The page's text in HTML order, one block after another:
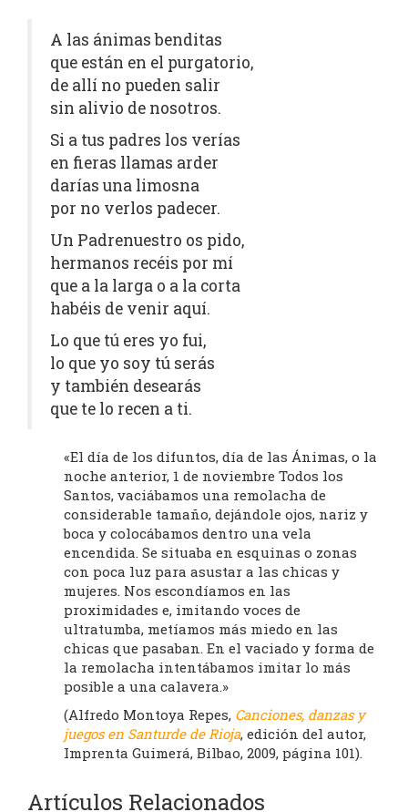
A las ánimas benditas
que están en el purgatorio,
de allí no pueden salir
sin alivio de nosotros.
Si a tus padres los verías
en fieras llamas arder
darías una limosna
por no verlos padecer.
Un Padrenuestro os pido,
hermanos recéis por mí
que a la larga o a la corta
habéis de venir aquí.
Lo que tú eres yo fui,
lo que yo soy tú serás
y también desearás
que te lo recen a ti.
«El día de los difuntos, día de las Ánimas, o la
noche anterior, 1 de noviembre Todos los
Santos, vaciábamos una remolacha de
considerable tamaño, dejándole ojos, nariz y
boca y colocábamos dentro una vela
encendida. Se situaba en esquinas o zonas
con poca luz para asustar a las chicas y
mujeres. Nos escondíamos en las
proximidades e, imitando voces de
ultratumba, metíamos más miedo en las
chicas que pasaban. En el vaciado y forma de
la remolacha intentábamos imitar lo más
posible a una calavera.»
(Alfredo Montoya Repes, Canciones, danzas y
juegos en Santurde de Rioja, edición del autor,
Imprenta Guimerá, Bilbao, 2009, página 101).
Artículos Relacionados